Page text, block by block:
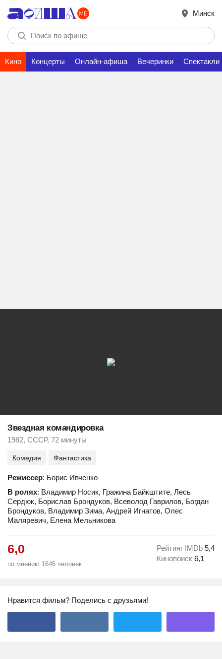
Минск
Кино Концерты Онлайн-афиша Вечеринки Спектакли
Звездная командировка
1982, СССР, 72 минуты
Комедия Фантастика
Режиссер: Борис Ивченко
В ролях: Владимир Носик, Гражина Байкштите, Лесь
Сердюк, Борислав Брондуков, Всеволод Гаврилов, Богдан
Брондуков, Владимир Зима, Андрей Игнатов, Олес
Маляревич, Елена Мельникова
6,0
по мнению 1646 человек
Рейтинг IMDb 5,4
Кинопоиск 6,1
Нравится фильм? Поделись с друзьями!